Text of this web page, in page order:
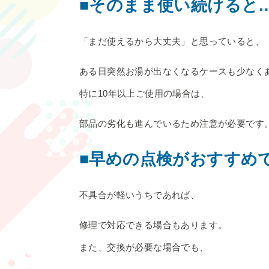
■そのまま使い続けると
「まだ使えるから大丈夫」と思っていると、
ある日突然お湯が出なくなるケースも少なく
特に10年以上ご使用の場合は、
部品の劣化も進んでいるため注意が必要です。
■早めの点検がおすすめ
不具合が軽いうちであれば、
修理で対応できる場合もあります。
また、交換が必要な場合でも、